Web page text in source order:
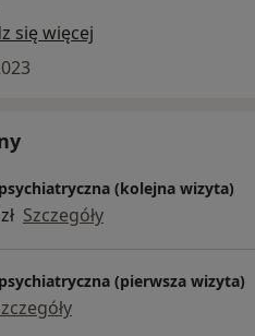
który dobiera
czy także myśli
Medycznym neoMedica w
przyjmuje w ramach
Czas pierwszej
wynosi 45minut, każda
między 20-30 minut w
się więcej
(kolejna wizyta)
Szczegóły
(pierwsza wizyta)